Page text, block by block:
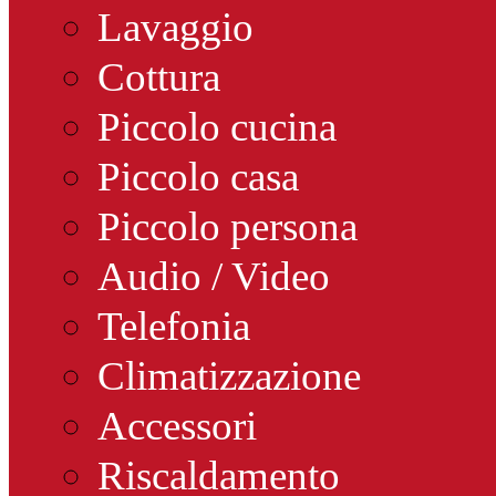
Lavaggio
Cottura
Piccolo cucina
Piccolo casa
Piccolo persona
Audio / Video
Telefonia
Climatizzazione
Accessori
Riscaldamento